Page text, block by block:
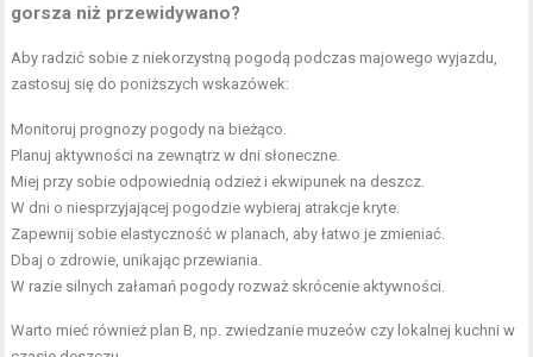
gorsza niż przewidywano?
Aby radzić sobie z niekorzystną pogodą podczas majowego wyjazdu,
zastosuj się do poniższych wskazówek:
Monitoruj prognozy pogody na bieżąco.
Planuj aktywności na zewnątrz w dni słoneczne.
Miej przy sobie odpowiednią odzież i ekwipunek na deszcz.
W dni o niesprzyjającej pogodzie wybieraj atrakcje kryte.
Zapewnij sobie elastyczność w planach, aby łatwo je zmieniać.
Dbaj o zdrowie, unikając przewiania.
W razie silnych załamań pogody rozważ skrócenie aktywności.
Warto mieć również plan B, np. zwiedzanie muzeów czy lokalnej kuchni w